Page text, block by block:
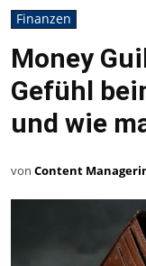
Finanzen
Money
Gefühl
und wie
von Content